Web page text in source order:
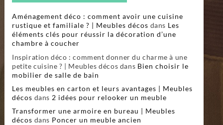
Aménagement déco : comment avoir une cuisine
rustique et familiale ? | Meubles décos dans Les
éléments clés pour réussir la décoration d’une
chambre à coucher
Inspiration déco : comment donner du charme à une
petite cuisine ? | Meubles décos dans Bien choisir le
mobilier de salle de bain
Les meubles en carton et leurs avantages | Meubles
décos dans 2 idées pour relooker un meuble
Transformer une armoire en bureau | Meubles
décos dans Poncer un meuble ancien